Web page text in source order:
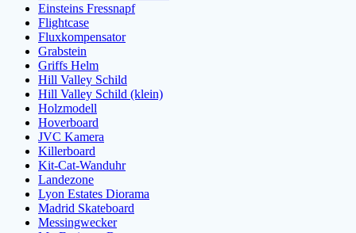
Einsteins Fressnapf
Flightcase
Fluxkompensator
Grabstein
Griffs Helm
Hill Valley Schild
Hill Valley Schild (klein)
Holzmodell
Hoverboard
JVC Kamera
Killerboard
Kit-Cat-Wanduhr
Landezone
Lyon Estates Diorama
Madrid Skateboard
Messingwecker